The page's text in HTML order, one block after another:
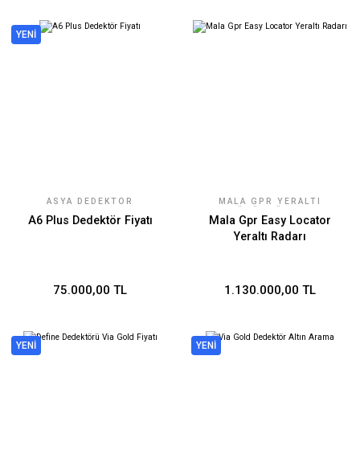
YENİ
ASYA DEDEKTÖR
A6 Plus Dedektör Fiyatı
75.000,00 TL
MALA GPR YERALTI
Mala Gpr Easy Locator
Yeraltı Radarı
1.130.000,00 TL
YENİ YENİ